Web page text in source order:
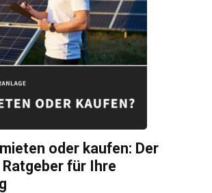
oder kaufen: Der
für Ihre